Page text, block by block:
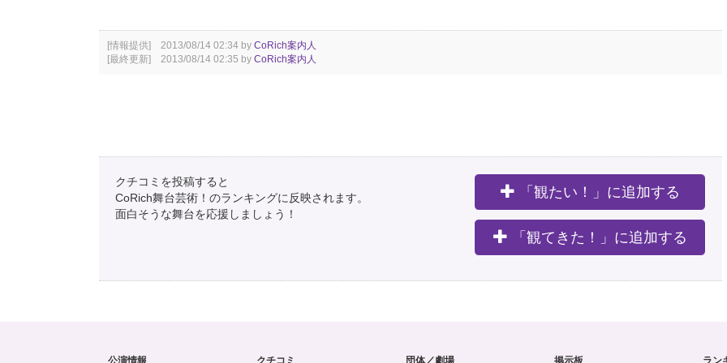
[情報提供] 2013/08/14 02:34 by CoRich案内人
[最終更新] 2013/08/14 02:35 by CoRich案内人
クチコミを投稿すると
CoRich舞台芸術！のランキングに反映されます。
面白そうな舞台を応援しましょう！
「観たい！」に追加する
「観てきた！」に追加する
公演情報 クチコミ 団体／劇場 掲示板 ラン